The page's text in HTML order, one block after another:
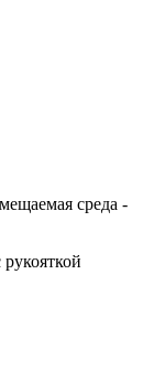
среда -